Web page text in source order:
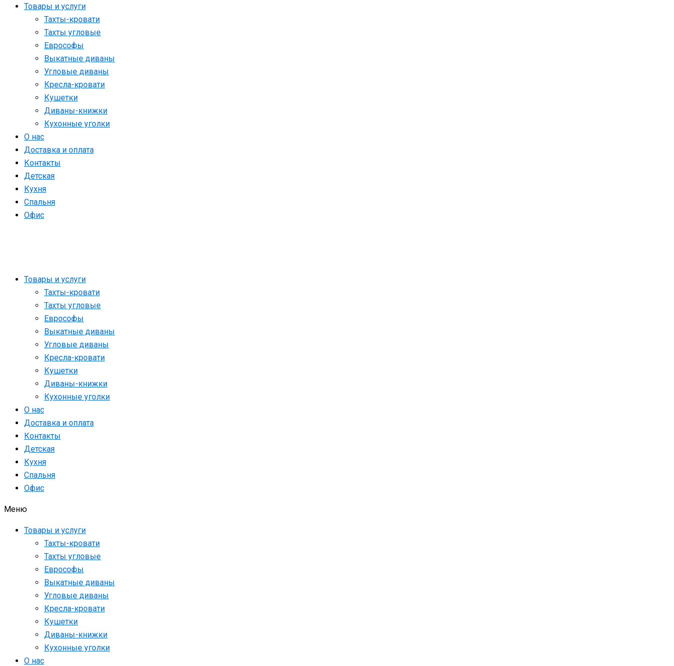
Товары и услуги
Тахты-кровати
Тахты угловые
Еврософы
Выкатные диваны
Угловые диваны
Кресла-кровати
Кушетки
Диваны-книжки
Кухонные уголки
О нас
Доставка и оплата
Контакты
Детская
Кухня
Спальня
Офис
Товары и услуги
Тахты-кровати
Тахты угловые
Еврософы
Выкатные диваны
Угловые диваны
Кресла-кровати
Кушетки
Диваны-книжки
Кухонные уголки
О нас
Доставка и оплата
Контакты
Детская
Кухня
Спальня
Офис
Меню
Товары и услуги
Тахты-кровати
Тахты угловые
Еврософы
Выкатные диваны
Угловые диваны
Кресла-кровати
Кушетки
Диваны-книжки
Кухонные уголки
О нас